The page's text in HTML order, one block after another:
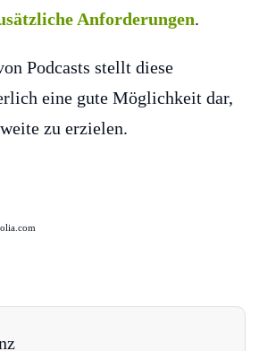
Anforderungen.
Podcasts stellt diese
eine gute Möglichkeit dar,
zu erzielen.